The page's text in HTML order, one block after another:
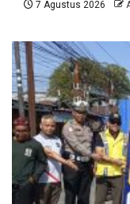
7 Agustus 2026